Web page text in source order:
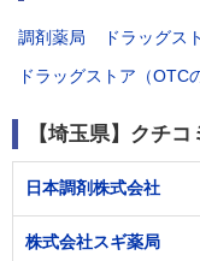
調剤薬局
ドラッグス
ドラッグストア（OTC
【埼玉県】クチ
日本調剤株式会社
株式会社スギ薬局